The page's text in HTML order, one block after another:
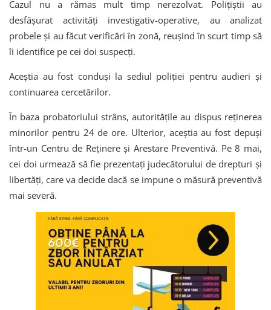
Cazul nu a rămas mult timp nerezolvat. Polițiștii au
desfășurat activități investigativ-operative, au analizat
probele și au făcut verificări în zonă, reușind în scurt timp să
îi identifice pe cei doi suspecți.
Aceștia au fost conduși la sediul poliției pentru audieri și
continuarea cercetărilor.
În baza probatoriului strâns, autoritățile au dispus reținerea
minorilor pentru 24 de ore. Ulterior, aceștia au fost depuși
într-un Centru de Reținere și Arestare Preventivă. Pe 8 mai,
cei doi urmează să fie prezentați judecătorului de drepturi și
libertăți, care va decide dacă se impune o măsură preventivă
mai severă.